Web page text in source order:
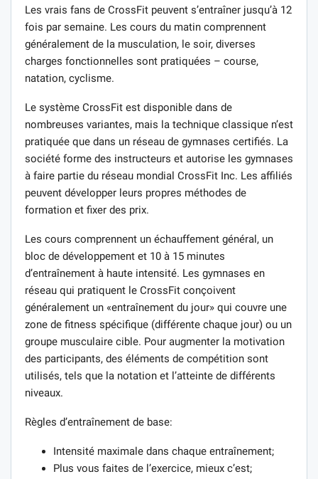
Les vrais fans de CrossFit peuvent s’entraîner jusqu’à 12
fois par semaine. Les cours du matin comprennent
généralement de la musculation, le soir, diverses
charges fonctionnelles sont pratiquées – course,
natation, cyclisme.
Le système CrossFit est disponible dans de
nombreuses variantes, mais la technique classique n’est
pratiquée que dans un réseau de gymnases certifiés. La
société forme des instructeurs et autorise les gymnases
à faire partie du réseau mondial CrossFit Inc. Les affiliés
peuvent développer leurs propres méthodes de
formation et fixer des prix.
Les cours comprennent un échauffement général, un
bloc de développement et 10 à 15 minutes
d’entraînement à haute intensité. Les gymnases en
réseau qui pratiquent le CrossFit conçoivent
généralement un «entraînement du jour» qui couvre une
zone de fitness spécifique (différente chaque jour) ou un
groupe musculaire cible. Pour augmenter la motivation
des participants, des éléments de compétition sont
utilisés, tels que la notation et l’atteinte de différents
niveaux.
Règles d’entraînement de base:
Intensité maximale dans chaque entraînement;
Plus vous faites de l’exercice, mieux c’est;